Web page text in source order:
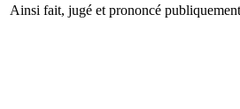
Ainsi fait, jugé et prononcé